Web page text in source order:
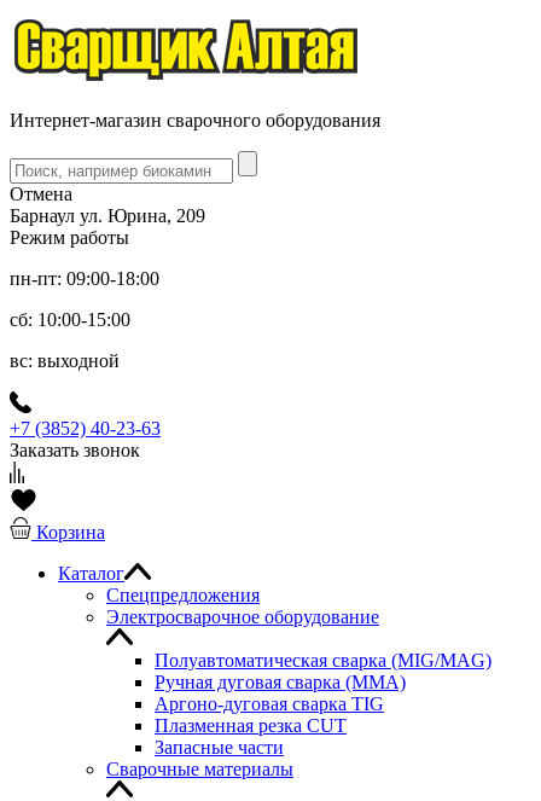
Интернет-магазин сварочного оборудования
Отмена
Барнаул ул. Юрина, 209
Режим работы
пн-пт: 09:00-18:00
сб: 10:00-15:00
вс: выходной
+7 (3852) 40-23-63
Заказать звонок
Корзина
Каталог
Спецпредложения
Электросварочное оборудование
Полуавтоматическая сварка (MIG/MAG)
Ручная дуговая сварка (MMA)
Аргоно-дуговая сварка TIG
Плазменная резка CUT
Запасные части
Сварочные материалы